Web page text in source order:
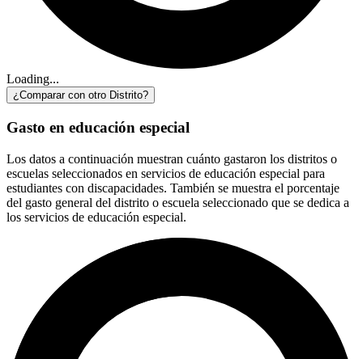
Loading...
¿Comparar con otro Distrito?
Gasto en educación especial
Los datos a continuación muestran cuánto gastaron los distritos o
escuelas seleccionados en servicios de educación especial para
estudiantes con discapacidades. También se muestra el porcentaje
del gasto general del distrito o escuela seleccionado que se dedica a
los servicios de educación especial.